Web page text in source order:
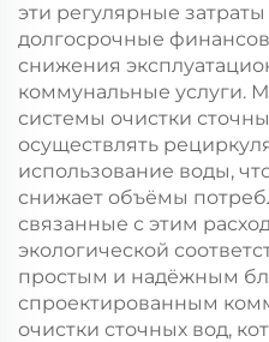
эти регулярные
долгосрочные
снижения
коммунальные услуги.
системы очистки
осуществлять
использование воды,
снижает объёмы
связанные с этим
экологической
простым и надёжным
спроектированным
очистки сточных вод,